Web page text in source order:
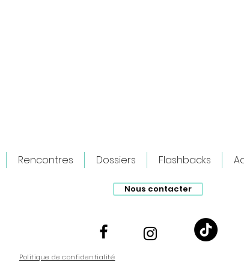
Dans les coulisses de
village : “Cowboy et
Rencontres Dossiers Flashbacks
Nous contacter
Politique de confidentialité